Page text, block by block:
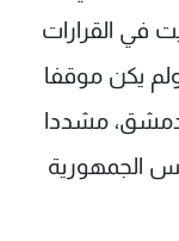
في القرارات
يكن موقفا
دمشق، مشددا
الجمهورية